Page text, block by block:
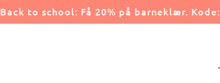
Back to school: Få 20% på barneklær. Kode: